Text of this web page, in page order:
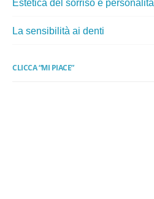
Estetica del sorriso e personalità
La sensibilità ai denti
CLICCA “MI PIACE”